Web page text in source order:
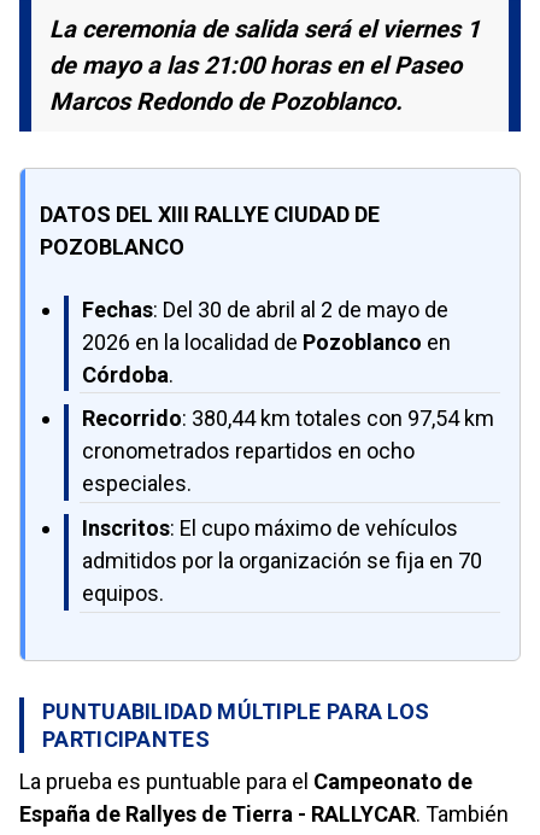
La ceremonia de salida será el viernes 1
de mayo a las 21:00 horas en el Paseo
Marcos Redondo de Pozoblanco.
DATOS DEL XIII RALLYE CIUDAD DE
POZOBLANCO
Fechas: Del 30 de abril al 2 de mayo de
2026 en la localidad de Pozoblanco en
Córdoba.
Recorrido: 380,44 km totales con 97,54 km
cronometrados repartidos en ocho
especiales.
Inscritos: El cupo máximo de vehículos
admitidos por la organización se fija en 70
equipos.
PUNTUABILIDAD MÚLTIPLE PARA LOS
PARTICIPANTES
La prueba es puntuable para el Campeonato de
España de Rallyes de Tierra - RALLYCAR. También